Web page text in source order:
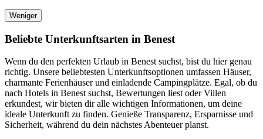
Weniger
Beliebte Unterkunftsarten in Benest
Wenn du den perfekten Urlaub in Benest suchst, bist du hier genau
richtig. Unsere beliebtesten Unterkunftsoptionen umfassen Häuser,
charmante Ferienhäuser und einladende Campingplätze. Egal, ob du
nach Hotels in Benest suchst, Bewertungen liest oder Villen
erkundest, wir bieten dir alle wichtigen Informationen, um deine
ideale Unterkunft zu finden. Genieße Transparenz, Ersparnisse und
Sicherheit, während du dein nächstes Abenteuer planst.